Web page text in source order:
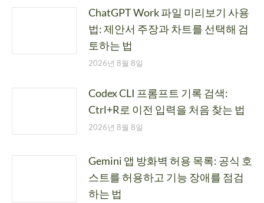
ChatGPT Work 파일 미리보기 사용
법: 제안서 주장과 차트를 선택해 검
토하는 법
2026년 8월 8일
Codex CLI 프롬프트 기록 검색:
Ctrl+R로 이전 입력을 처음 찾는 법
2026년 8월 8일
Gemini 앱 방화벽 허용 목록: 공식 호
스트를 허용하고 기능 장애를 점검
하는 법